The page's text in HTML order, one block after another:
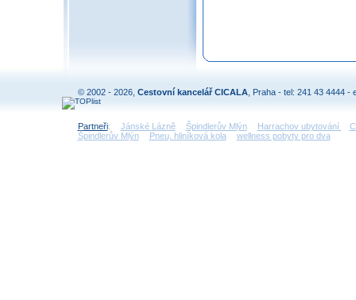
© 2002 - 2026, Cestovní kancelář CICALA , Praha - tel: 241 43 4444 -
Partneři: Jánské Lázně Špindlerův Mlýn Harrachov ubytování
Špindlerův Mlýn
Pneu, hliníková kola wellness pobyty pro dva